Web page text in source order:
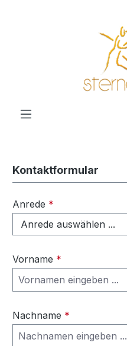
Kontaktformular
Anrede *
Vorname *
Nachname *